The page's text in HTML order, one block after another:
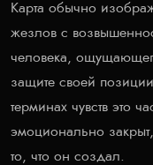
Карта обычно
жезлов с
человека,
защите своей
терминах чувств это
эмоционально
то, что он создал.